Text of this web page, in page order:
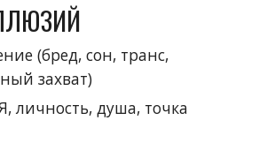
(бред, сон, транс,
захват)
личность, душа, точка